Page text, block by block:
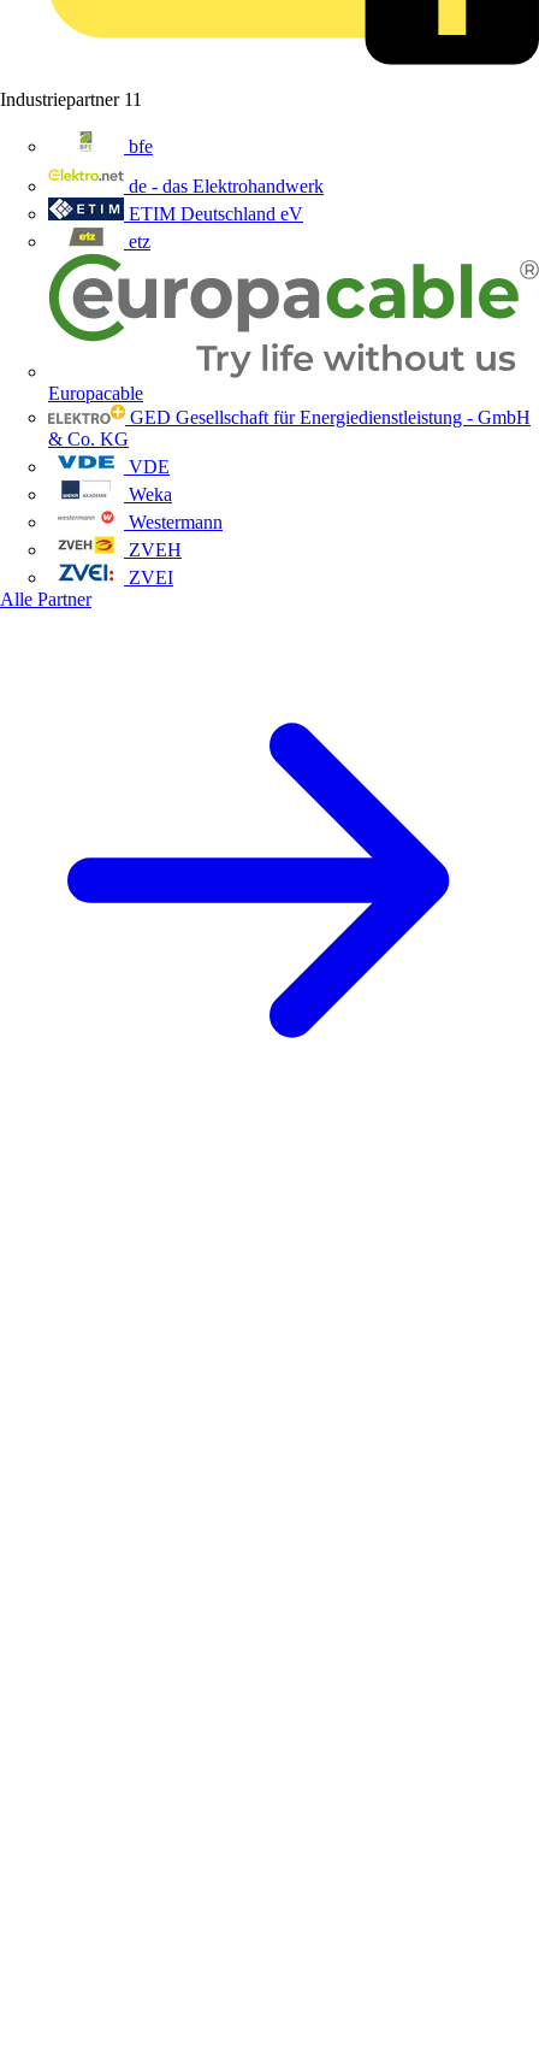
Industriepartner 11
bfe
de - das Elektrohandwerk
ETIM Deutschland eV
etz
Europacable
GED Gesellschaft für Energiedienstleistung - GmbH
& Co. KG
VDE
Weka
Westermann
ZVEH
ZVEI
Alle Partner